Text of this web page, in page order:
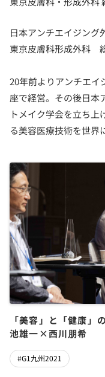
日本アンチエイジング
東京皮膚科形成外科
20年前よりアンチエイ
座で経営。その後日本
トメイク学会を立ち
る美容医療技術を世界
「美容」と「健康
池雄一×西川朋希
#G1九州2021